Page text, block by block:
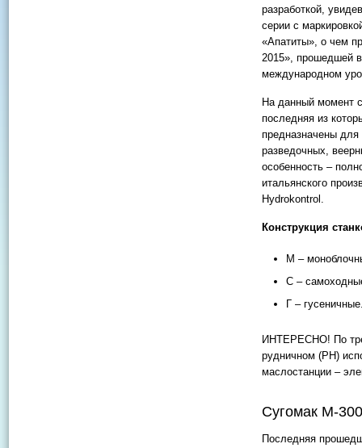
разработкой,
серии с
«Апатиты», о чем
2015», прошедшей
международном
На данный момент
последняя из
предназначены для
разведочных,
особенность –
итальянского
Hydrokontrol.
Конструкция
М –
С –
Г –
ИНТЕРЕСНО! По
рудничном (РН)
маслостанции –
Сугомак М-300
Последняя